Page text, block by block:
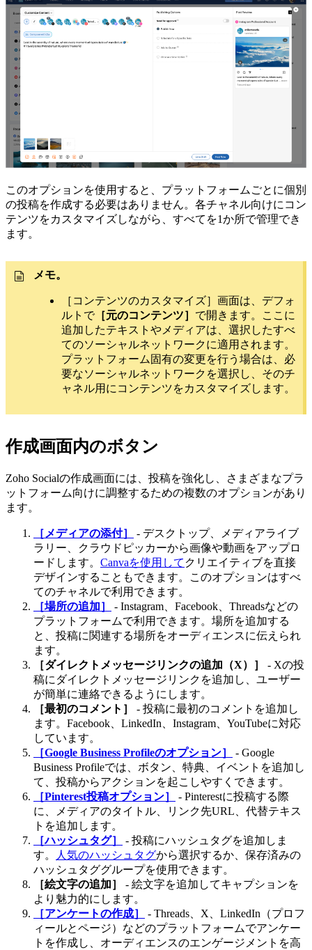
このオプションを使用すると、プラットフォームごとに個別
の投稿を作成する必要はありません。各チャネル向けにコン
テンツをカスタマイズしながら、すべてを1か所で管理でき
ます。
メモ。
［コンテンツのカスタマイズ］画面は、デフォ
ルトで［元のコンテンツ］ で開きます。ここに
追加したテキストやメディアは、選択したすべ
てのソーシャルネットワークに適用されます。
プラットフォーム固有の変更を行う場合は、必
要なソーシャルネットワークを選択し、そのチ
ャネル用にコンテンツをカスタマイズします。
作成画面内のボタン
Zoho Socialの作成画面には、投稿を強化し、さまざまなプラ
ットフォーム向けに調整するための複数のオプションがあり
ます。
［メディアの添付］
- デスクトップ、メディアライブ
ラリー、クラウドピッカーから画像や動画をアップロ
ードします。 Canvaを使用して クリエイティブを直接
デザインすることもできます。このオプションはすべ
てのチャネルで利用できます。
［場所の追加］
- Instagram、Facebook、Threadsなどの
プラットフォームで利用できます。場所を追加する
と、投稿に関連する場所をオーディエンスに伝えられ
ます。
［ダイレクトメッセージリンクの追加（X）］
- Xの投
稿にダイレクトメッセージリンクを追加し、ユーザー
が簡単に連絡できるようにします。
［最初のコメント］
- 投稿に最初のコメントを追加し
ます。Facebook、LinkedIn、Instagram、YouTubeに対応
しています。
［Google Business Profileのオプション］
- Google
Business Profileでは、ボタン、特典、イベントを追加し
て、投稿からアクションを起こしやすくできます。
［Pinterest投稿オプション］
- Pinterestに投稿する際
に、メディアのタイトル、リンク先URL、代替テキス
トを追加します。
［ハッシュタグ］
- 投稿にハッシュタグを追加しま
す。
人気のハッシュタグから選択するか、保存済みの
ハッシュタググループを使用できます。
［絵文字の追加］
- 絵文字を追加してキャプションを
より魅力的にします。
［アンケートの作成］
- Threads、X、LinkedIn（プロフ
ィールとページ）などのプラットフォームでアンケー
トを作成し、オーディエンスのエンゲージメントを高